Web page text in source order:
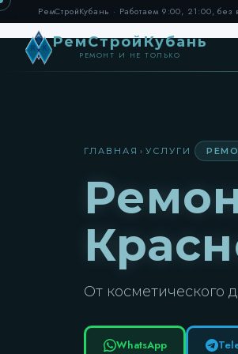
РемСтройКубань · Работаем 9:00, 21:00,
РемСтройКубань
РЕМОНТ И НЕ ТОЛЬКО
УслугиРемонт квартир
ГЛАВНАЯ › УСЛУГИ
От косметического
WhatsApp